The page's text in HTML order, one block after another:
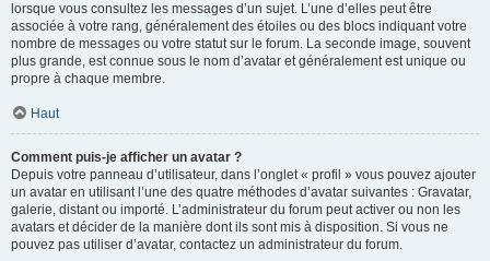
lorsque vous consultez les messages d’un sujet. L’une d’elles peut être
associée à votre rang, généralement des étoiles ou des blocs indiquant votre
nombre de messages ou votre statut sur le forum. La seconde image, souvent
plus grande, est connue sous le nom d’avatar et généralement est unique ou
propre à chaque membre.
Haut
Comment puis-je afficher un avatar ?
Depuis votre panneau d’utilisateur, dans l’onglet « profil » vous pouvez ajouter
un avatar en utilisant l’une des quatre méthodes d’avatar suivantes : Gravatar,
galerie, distant ou importé. L’administrateur du forum peut activer ou non les
avatars et décider de la manière dont ils sont mis à disposition. Si vous ne
pouvez pas utiliser d’avatar, contactez un administrateur du forum.